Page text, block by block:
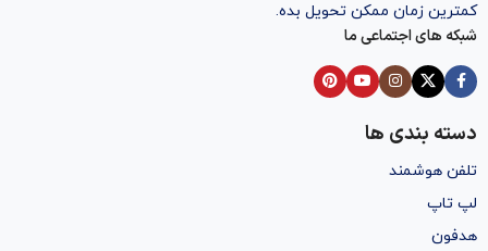
کمترین زمان ممکن تحویل بده.
شبکه های اجتماعی ما
دسته بندی ها
تلفن هوشمند
لپ تاپ
هدفون